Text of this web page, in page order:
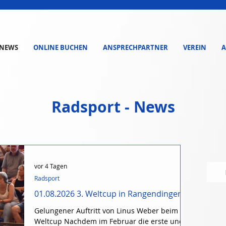
NEWS ONLINE BUCHEN ANSPRECHPARTNER VEREIN
Radsport - News
01.08.2026 3. Weltcup in Rangendingen
Gelungener Auftritt von Linus Weber beim 3.
Weltcup Nachdem im Februar die erste und
Radsport
vor 4 Tagen